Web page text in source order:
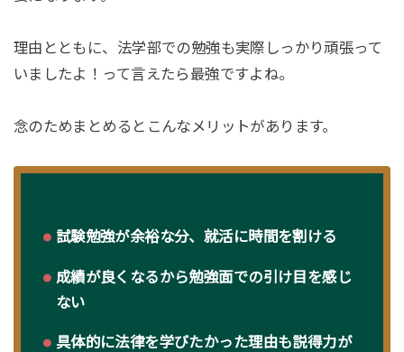
理由とともに、法学部での勉強も実際しっかり頑張って
いましたよ！って言えたら最強ですよね。
念のためまとめるとこんなメリットがあります。
試験勉強が余裕な分、就活に時間を割ける
成績が良くなるから勉強面での引け目を感じ
ない
具体的に法律を学びたかった理由も説得力が